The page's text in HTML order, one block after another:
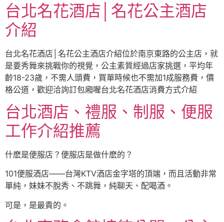
台北名花酒店│名花公主酒店
介紹
台北名花酒店│名花公主酒店介紹位於南京東路的公主店，就
是要秀舞來挑戰你的視覺，公主素質經過店家挑選，平均年
齡18-23歲，不需人頭費，買單時候也不需加1成服務費，價
格公道，歡迎洽詢訂包廂喔台北名花酒店消費方式介紹
台北酒店、禮服、制服、便服
工作介紹推薦
什麽是便服店？便服店是做什麽的？
101便服酒店——台灣KTV酒店金字塔的頂端，而且活動非常
單純，妹妹不脫秀、不跳舞，純聊天、配喝酒。
可是，是最貴的。